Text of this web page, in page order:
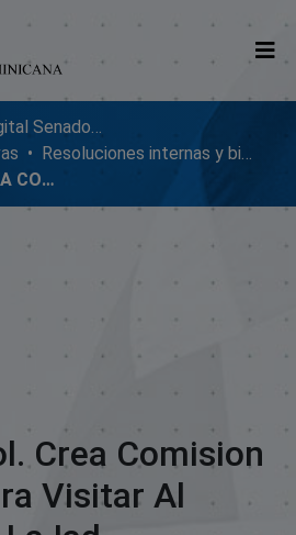
Repositorio Digital SenadoRD
Resoluciones internas y bicamerales
00048-RESOL. CREA COMISION ESPECIAL PARA VISITAR AL DIRECTOR DE LA IAD
Crea Comision
Visitar Al